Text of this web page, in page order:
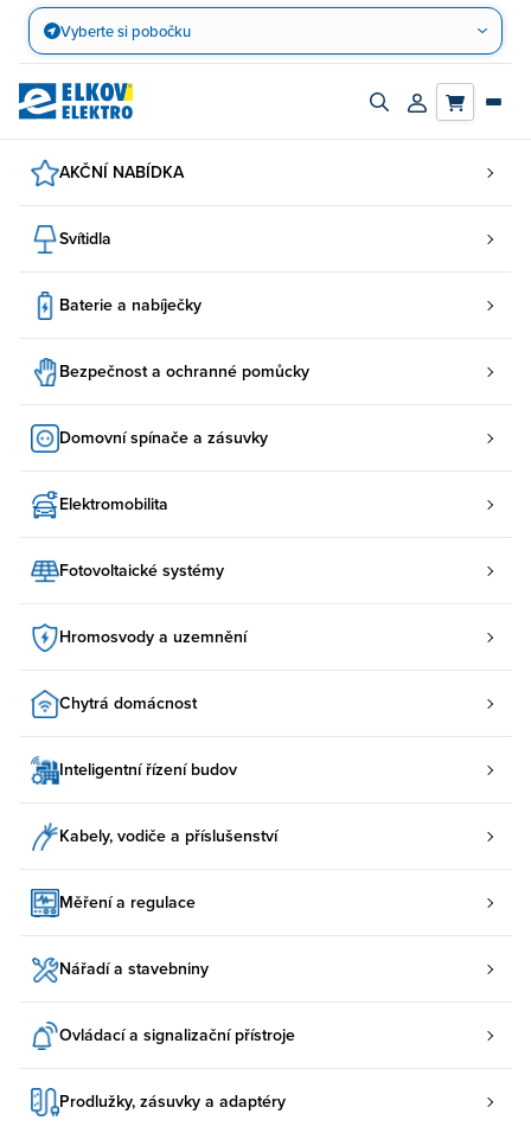
Přejít
obsah
Vyberte si pobočku
Zapnout/vypnout
Přihlásit/
AKČNÍ NABÍDKA
Svítidla
Baterie a nabíječky
Bezpečnost a ochranné pomůcky
Domovní spínače a zásuvky
Elektromobilita
Fotovoltaické systémy
Hromosvody a uzemnění
Chytrá domácnost
Inteligentní řízení budov
Kabely, vodiče a příslušenství
Měření a regulace
Nářadí a stavebniny
Ovládací a signalizační přístroje
Prodlužky, zásuvky a adaptéry